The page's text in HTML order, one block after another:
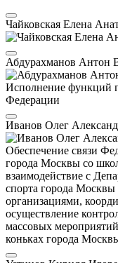
Чайковская Елена
Абдурахманов Антон
Исполнение функций
Федерации
Иванов Олег
Обеспечение связи
города Москвы со
взаимодействие с
спорта города
организациями,
осуществление
массовых
коньках города